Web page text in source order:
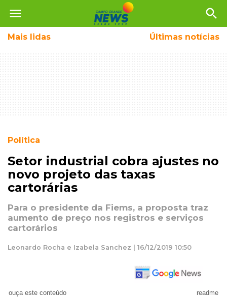
menu search
Mais lidas Últimas notícias
Política
Setor industrial cobra ajustes no
novo projeto das taxas
cartorárias
Para o presidente da Fiems, a proposta traz
aumento de preço nos registros e serviços
cartorários
Leonardo Rocha e Izabela Sanchez | 16/12/2019 10:50
ouça este conteúdo readme